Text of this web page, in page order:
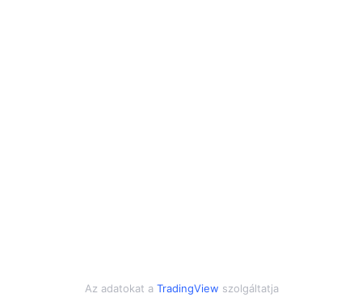
Az adatokat a TradingView szolgáltatja